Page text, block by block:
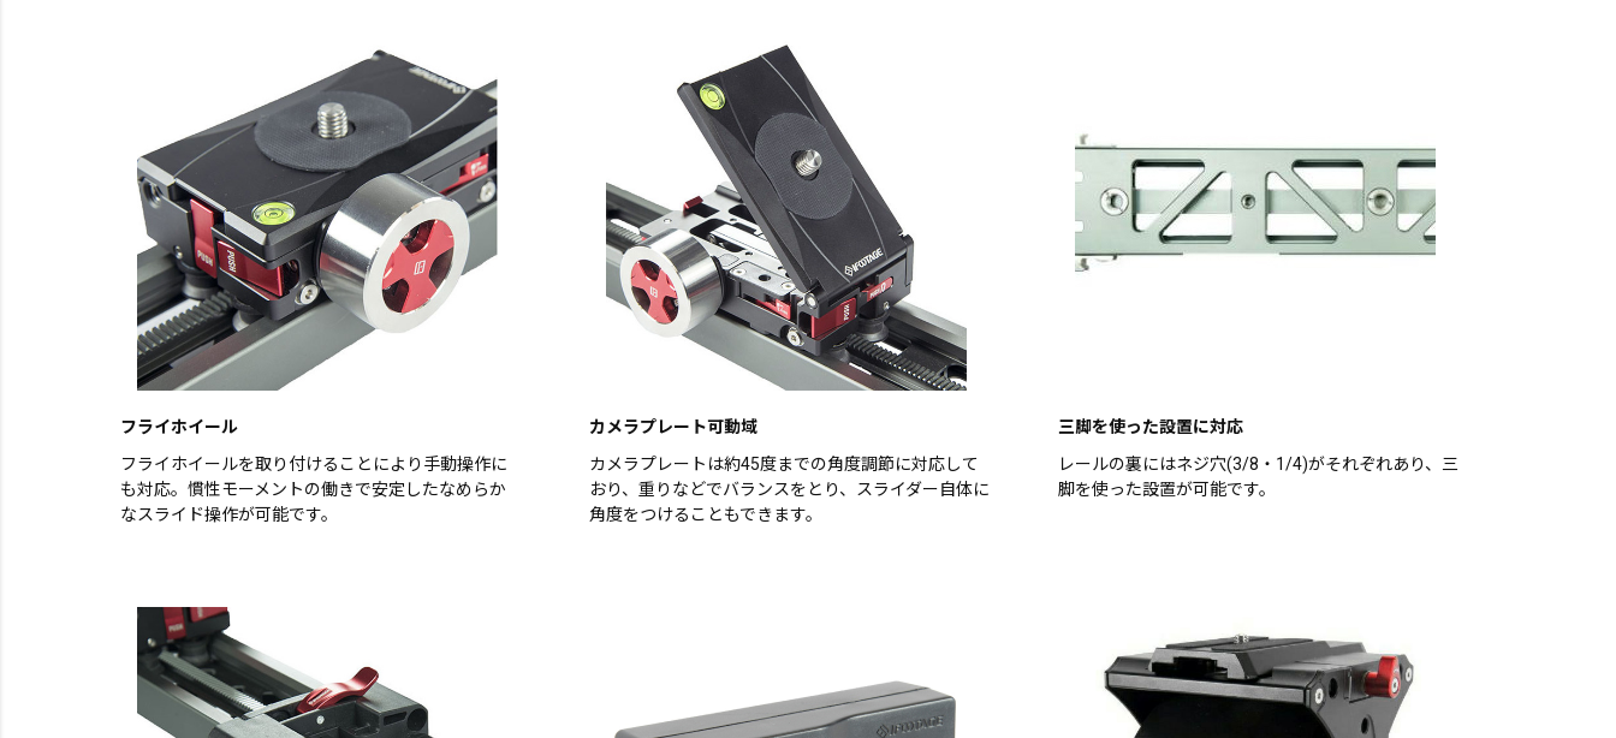
フライホイール
フライホイールを取り付けることにより手動操作に
も対応。慣性モーメントの働きで安定したなめらか
なスライド操作が可能です。
カメラプレート可動域
カメラプレートは約45度までの角度調節に対応して
おり、重りなどでバランスをとり、スライダー自体に
角度をつけることもできます。
三脚を使った設置に対応
レールの裏にはネジ穴(3/8・1/4)がそれぞれあり、三
脚を使った設置が可能です。